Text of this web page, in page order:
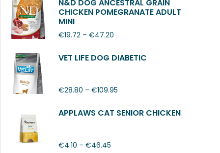
N&D DOG ANCESTRAL GRAIN
CHICKEN POMEGRANATE ADULT
MINI
€19.72 – €47.20
VET LIFE DOG DIABETIC
€28.80 – €109.95
APPLAWS CAT SENIOR CHICKEN
€4.10 – €46.45